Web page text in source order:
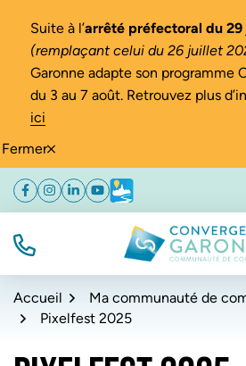
Fermer
Suite à l’arrêté préfectoral du
(remplaçant celui du 26 juillet
Garonne adapte son programme
du 3 au 7 août. Retrouvez plus
ici
Aller
navigation
Aller
au
Aller
au
de
Facebook
(ouverture dans un nouvel onglet)
Instagram
(ouverture dans un nouvel onglet)
Linkedin
(ouverture dans un nouvel
YouTube
(ouverture dans un nouvel
Météo
(ouverture dans un
TÉL.
Accueil Ma communauté de
Pixelfest 2025